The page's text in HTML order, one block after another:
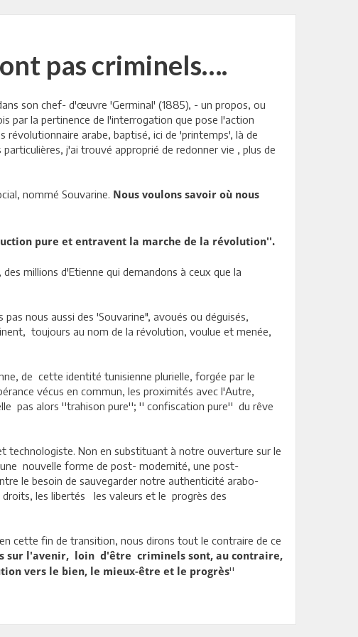
pas criminels….
son chef- d'œuvre 'Germinal' (1885), - un propos, ou
par la pertinence de l'interrogation que pose l'action
arabe, baptisé, ici de 'printemps', là de
j'ai trouvé approprié de redonner vie , plus de
nommé Souvarine. Nous voulons savoir où nous
pure et entravent la marche de la révolution''.
millions d'Etienne qui demandons à ceux que la
nous aussi des 'Souvarine", avoués ou déguisés,
toujours au nom de la révolution, voulue et menée,
de cette identité tunisienne plurielle, forgée par le
vécus en commun, les proximités avec l'Autre,
pas alors ''trahison pure''; '' confiscation pure'' du rêve
technologiste. Non en substituant à notre ouverture sur le
nouvelle forme de post- modernité, une post-
le besoin de sauvegarder notre authenticité arabo-
les libertés les valeurs et le progrès des
cette fin de transition, nous dirons tout le contraire de ce
sur l'avenir, loin d'être criminels sont, au contraire,
vers le bien, le mieux-être et le progrès''